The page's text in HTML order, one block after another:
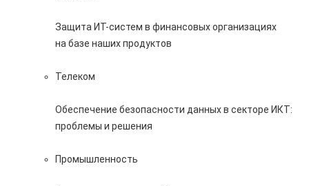
Защита ИТ-систем в финансовых организациях
на базе наших продуктов
Телеком
Обеспечение безопасности данных в секторе ИКТ:
проблемы и решения
Промышленность